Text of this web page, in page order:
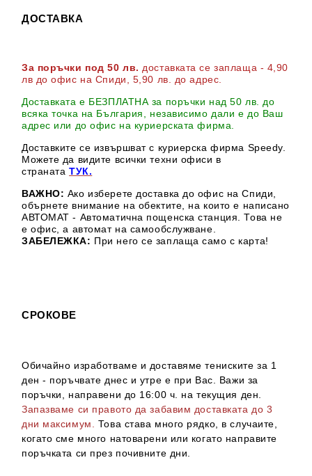
ДОСТАВКА
За поръчки под 50 лв. доставката се заплаща - 4,90
лв до офис на Спиди
, 5,90 лв. до адрес
Доставката е БЕЗПЛАТНА за поръчки над 50 лв. до
всяка точка на България, независимо дали е до Ваш
адрес или до офис на куриерската фирма.
Доставките се извършват с куриерска фирма Speedy.
Можете да видите всички техни офиси в
страната ТУК.
ВАЖНО: Ако изберете доставка до офис на Спиди,
обърнете внимание на обектите, на които е написано
АВТОМАТ - Автоматична пощенска станция. Това не
е офис, а автомат на самообслужване.
ЗАБЕЛЕЖКА: При него се заплаща само с карта!
СРОКОВЕ
Обичайно изработваме и доставяме тениските за 1
ден - поръчвате днес и утре е при Вас. Важи за
поръчки, направени до 16:00 ч. на текущия ден.
Запазваме си правото да забавим доставката до 3
дни максимум.
Това става много рядко, в случаите,
когато сме много натоварени или когато направите
поръчката си през почивните дни.